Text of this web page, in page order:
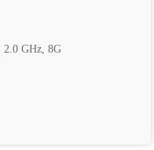
2.0 GHz, 8G